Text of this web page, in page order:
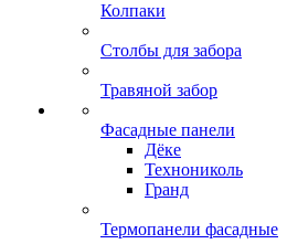
Колпаки
Столбы для забора
Травяной забор
Фасадные панели
Дёке
Технониколь
Гранд
Термопанели фасадные